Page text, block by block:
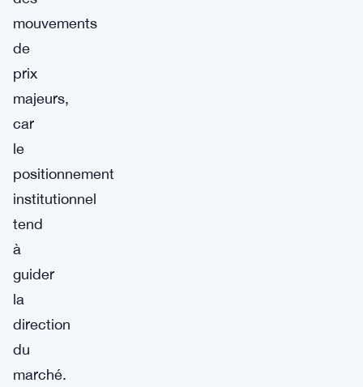
mouvements
de
prix
majeurs,
car
le
positionnement
institutionnel
tend
à
guider
la
direction
du
marché.